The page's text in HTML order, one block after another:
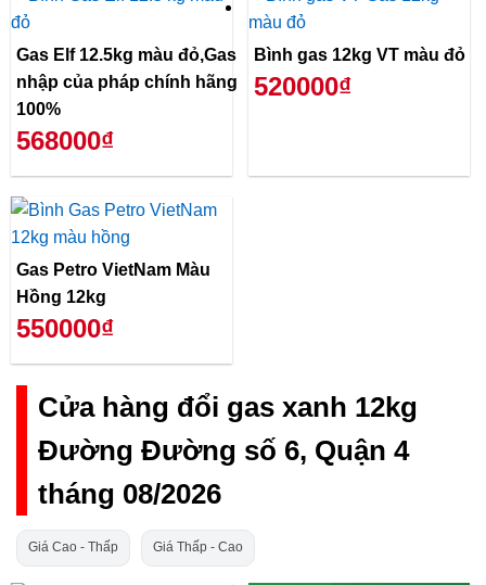
Gas Elf 12.5kg màu đỏ,Gas
nhập của pháp chính hãng
100%
568000₫
Bình gas 12kg VT màu đỏ
520000₫
Gas Petro VietNam Màu
Hồng 12kg
550000₫
Cửa hàng đổi gas xanh 12kg
Đường Đường số 6, Quận 4
tháng 08/2026
Giá Cao - Thấp Giá Thấp - Cao